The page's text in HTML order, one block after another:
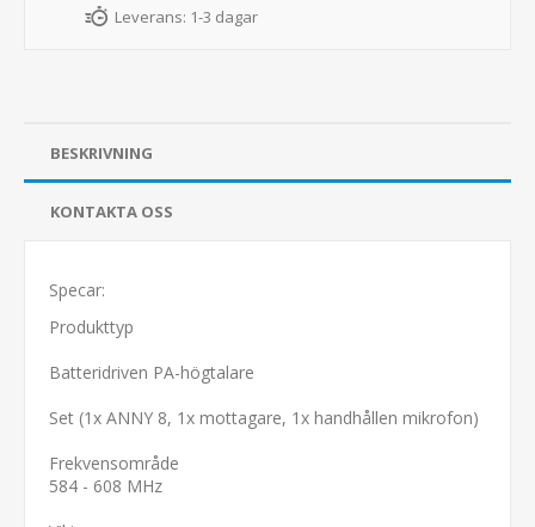
Leverans: 1-3 dagar
BESKRIVNING
KONTAKTA OSS
Specar:
Produkttyp
Batteridriven PA-högtalare
Set (1x ANNY 8, 1x mottagare, 1x handhållen mikrofon)
Frekvensområde
584 - 608 MHz